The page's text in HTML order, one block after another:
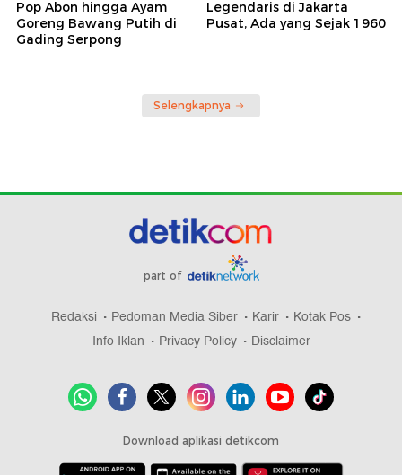
Pop Abon hingga Ayam
Goreng Bawang Putih di
Gading Serpong
Legendaris di Jakarta
Pusat, Ada yang Sejak 1960
Selengkapnya
part of
Redaksi Pedoman Media Siber Karir
Kotak Pos
Info Iklan
Privacy Policy Disclaimer
Download aplikasi detikcom